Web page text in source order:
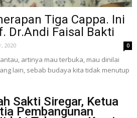
Tiga Cappa. Ini
Dr.Andi Faisal Bakti
2020 0
artinya mau terbuka, mau dinilai
lain, sebab budaya kita tidak menutup
Sakti Siregar, Ketua
Pembangunan